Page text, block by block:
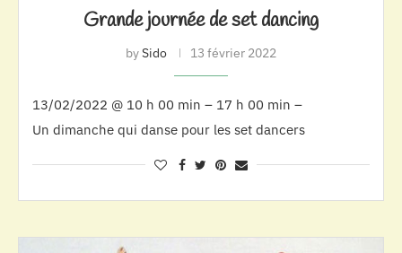
Grande journée de set dancing
bySido 13 février 2022
13/02/2022 @ 10 h 00 min – 17 h 00 min –
Un dimanche qui danse pour les set dancers